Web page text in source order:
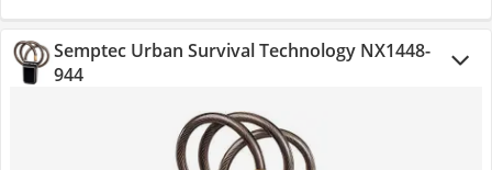
Semptec Urban Survival Technology NX1448-
944